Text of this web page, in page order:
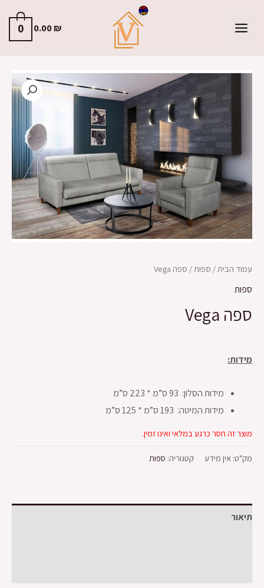
0.00₪
0
עמוד הבית / ספות / ספה Vega
ספות
ספה Vega
מידות:
מידות הסלון: 93 ס”מ * 223 ס”מ
מידות המיטה: 193 ס”מ * 125 ס”מ
מוצר זה חסר כרגע במלאי ואינו זמין.
מק"ט: אין מידע קטגוריה: ספות
תיאור